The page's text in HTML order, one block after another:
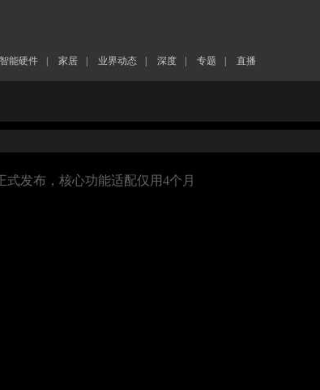
智能硬件 家居 业界动态 深度 专题 直播
式发布，核心功能适配仅用4个月